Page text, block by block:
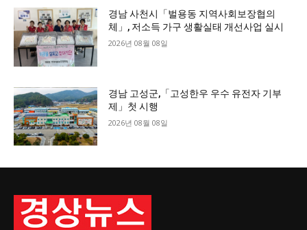
경남 사천시「벌용동 지역사회보장협의
체」, 저소득 가구 생활실태 개선사업 실시
2026년 08월 08일
경남 고성군,「고성한우 우수 유전자 기부
제」첫 시행
2026년 08월 08일